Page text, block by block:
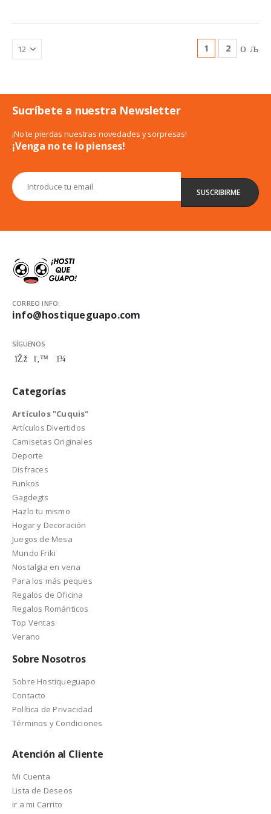
1 2
Sucríbete a nuestra Newsletter
¡No te pierdas nuestras novedades y sorpresas!
¡Venga no te lo pienses!
CORREO INFO:
info@hostiqueguapo.com
SÍGUENOS
Categorías
Artículos "Cuquis"
Artículos Divertidos
Camisetas Originales
Deporte
Disfraces
Funkos
Gagdegts
Hazlo tu mismo
Hogar y Decoración
Juegos de Mesa
Mundo Friki
Nostalgia en vena
Para los más peques
Regalos de Oficina
Regalos Románticos
Top Ventas
Verano
Sobre Nosotros
Sobre Hostiqueguapo
Contacto
Política de Privacidad
Términos y Condiciones
Atención al Cliente
Mi Cuenta
Lista de Deseos
Ir a mi Carrito